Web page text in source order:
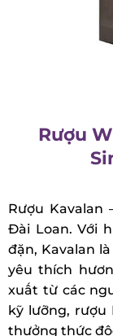
Rượu
Rượu Kavalan
Đài Loan. Với
đặn, Kavalan
người yêu
whisky. Sản
được ủ lão
một trải